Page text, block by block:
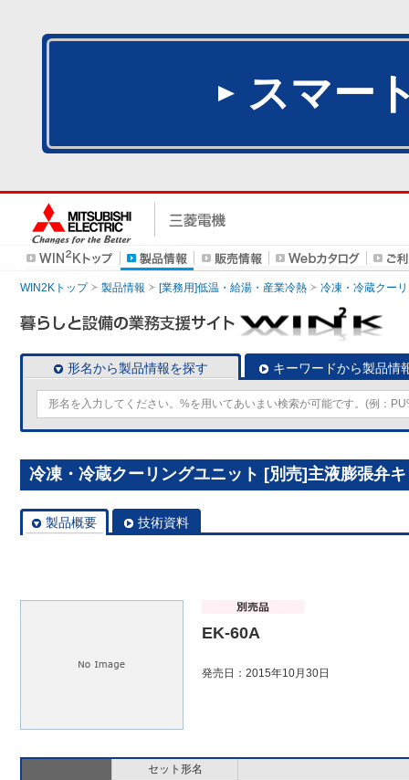
スマー
WIN2Kトップ 製品情報 [業務用]低温・給湯・産業冷熱 冷凍・冷蔵クー
形名から製品情報を探す キーワードから製品情
冷凍・冷蔵クーリングユニット [別売]主液膨張弁
製品概要 技術資料
EK-60A
発売日：2015年10月30日
セット形名